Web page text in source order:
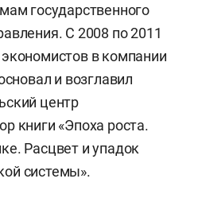
государственного
С 2008 по 2011
в компании
и возглавил
центр
книги «Эпоха роста.
Расцвет и упадок
системы».